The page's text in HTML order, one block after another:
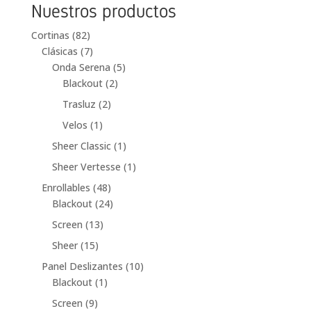
Nuestros productos
Cortinas 8282
productos
Clásicas 77
productos
Onda Serena 55
Blackout 22
Trasluz 22
Velos 1 1
producto
Sheer Classic 1 1
producto
Sheer Vertesse 1 1
Enrollables 4848
productos
Blackout 2424
Screen 1313
Sheer 1515
productos
Panel Deslizantes 1010
Blackout 1 1
Screen 99